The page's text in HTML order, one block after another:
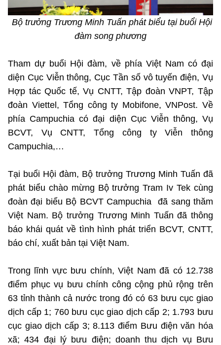
Tin tổng hợp
Bưu chính, Viễn thông
Sở hữu trí tuệ
Năng lượng nguyên tử
Infographic
Nhiệm vụ trọng tâm
Chọn ngôn ngữ
Vietnamese English
BỘ KHOA HỌC VÀ CÔNG NGHỆ
MINISTRY OF SCIENCE AND TECHNOLOGY
Điều khoản sử dụng Theo dõi MST: Góp ý
Cơ quan chủ quản: Bộ Khoa học và Công nghệ (MST)
Chịu trách nhiệm nội dung: Nguyễn Thị Hải Hằng
Địa chỉ: Ban Biên tập Cổng TTĐT - 18 Nguyễn Du, TP. Hà Nội
Điện thoại: 024 3936 9506
Email:stc@mst.gov.vn
©2026 Bản quyền thuộc Bộ Khoa Học và Công Nghệ
(Ghi rõ nguồn "https://mst.gov.vn" khi phát hành lại thông tin từ
website này)
Bộ trưởng Trương Minh Tuấn phát biểu tại buổi Hội
đàm song phương
Tham dự buổi Hội đàm, về phía Việt Nam có đại
diện Cục Viễn thông, Cục Tần số vô tuyến điện, Vụ
Hợp tác Quốc tế, Vụ CNTT, Tập đoàn VNPT, Tập
đoàn Viettel, Tổng công ty Mobifone, VNPost. Về
phía Campuchia có đại diện Cục Viễn thông, Vụ
BCVT, Vụ CNTT, Tổng công ty Viễn thông
Campuchia,…
Tại buổi Hội đàm, Bộ trưởng Trương Minh Tuấn đã
phát biểu chào mừng Bộ trưởng Tram Iv Tek cùng
đoàn đại biểu Bộ BCVT Campuchia đã sang thăm
Việt Nam. Bộ trưởng Trương Minh Tuấn đã thông
báo khái quát về tình hình phát triển BCVT, CNTT,
báo chí, xuất bản tại Việt Nam.
Trong lĩnh vực bưu chính, Việt Nam đã có 12.738
điểm phục vụ bưu chính công cộng phủ rộng trên
63 tỉnh thành cả nước trong đó có 63 bưu cục giao
dịch cấp 1; 760 bưu cục giao dịch cấp 2; 1.793 bưu
cục giao dịch cấp 3; 8.113 điểm Bưu điện văn hóa
xã; 434 đại lý bưu điện; doanh thu dịch vụ Bưu